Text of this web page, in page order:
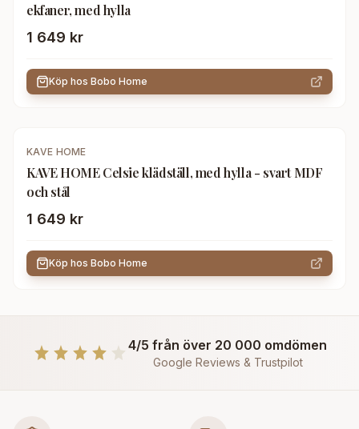
ekfaner, med hylla
1 649 kr
Köp hos Bobo Home
KAVE HOME
KAVE HOME Celsie klädställ, med hylla - svart MDF
och stål
1 649 kr
Köp hos Bobo Home
4/5 från över 20 000 omdömen
Google Reviews & Trustpilot